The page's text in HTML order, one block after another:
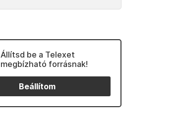
Állítsd be a Telexet
megbízható forrásnak!
Beállítom